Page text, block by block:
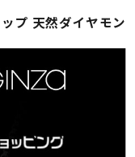
プ 天然ダイヤモン